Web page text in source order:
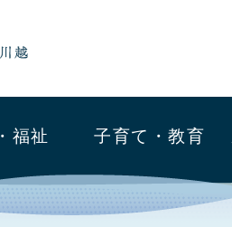
福祉 子育て・教育